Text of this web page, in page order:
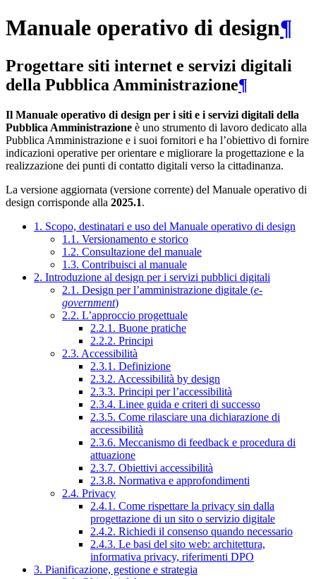
Manuale operativo di design¶
Progettare siti internet e servizi digitali
della Pubblica Amministrazione¶
Il Manuale operativo di design per i siti e i servizi digitali della
Pubblica Amministrazione è uno strumento di lavoro dedicato alla
Pubblica Amministrazione e i suoi fornitori e ha l’obiettivo di fornire
indicazioni operative per orientare e migliorare la progettazione e la
realizzazione dei punti di contatto digitali verso la cittadinanza.
La versione aggiornata (versione corrente) del Manuale operativo di
design corrisponde alla 2025.1.
1. Scopo, destinatari e uso del Manuale operativo di design
1.1. Versionamento e storico
1.2. Consultazione del manuale
1.3. Contribuisci al manuale
2. Introduzione al design per i servizi pubblici digitali
2.1. Design per l’amministrazione digitale (e-
government)
2.2. L’approccio progettuale
2.2.1. Buone pratiche
2.2.2. Principi
2.3. Accessibilità
2.3.1. Definizione
2.3.2. Accessibilità by design
2.3.3. Principi per l’accessibilità
2.3.4. Linee guida e criteri di successo
2.3.5. Come rilasciare una dichiarazione di
accessibilità
2.3.6. Meccanismo di feedback e procedura di
attuazione
2.3.7. Obiettivi accessibilità
2.3.8. Normativa e approfondimenti
2.4. Privacy
2.4.1. Come rispettare la privacy sin dalla
progettazione di un sito o servizio digitale
2.4.2. Richiedi il consenso quando necessario
2.4.3. Le basi del sito web: architettura,
informativa privacy, riferimenti DPO
3. Pianificazione, gestione e strategia